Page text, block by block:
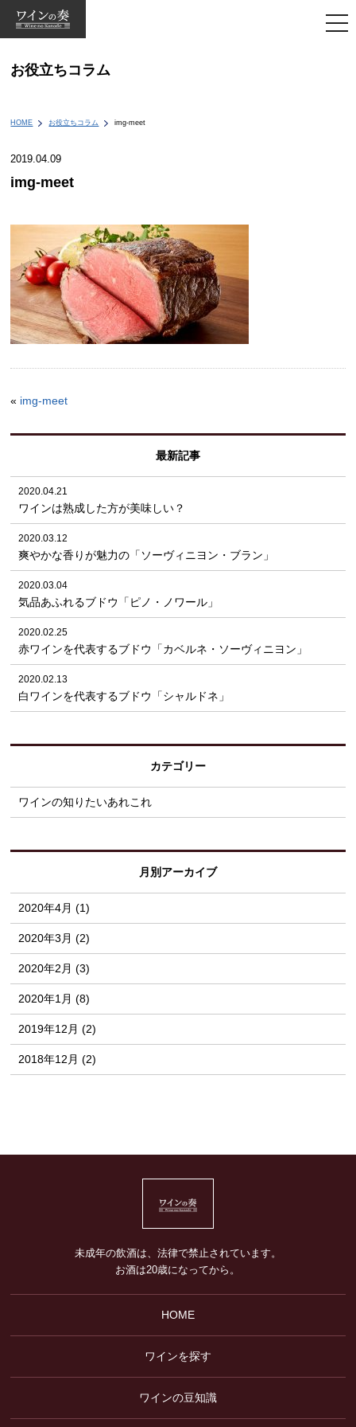
お役立ちコラム
HOME お役立ちコラム img-meet
2019.04.09
img-meet
« img-meet
最新記事
2020.04.21
ワインは熟成した方が美味しい？
2020.03.12
爽やかな香りが魅力の「ソーヴィニヨン・ブラン」
2020.03.04
気品あふれるブドウ「ピノ・ノワール」
2020.02.25
赤ワインを代表するブドウ「カベルネ・ソーヴィニヨン」
2020.02.13
白ワインを代表するブドウ「シャルドネ」
カテゴリー
ワインの知りたいあれこれ
月別アーカイブ
2020年4月 (1)
2020年3月 (2)
2020年2月 (3)
2020年1月 (8)
2019年12月 (2)
2018年12月 (2)
未成年の飲酒は、法律で禁止されています。
お酒は20歳になってから。
HOME
ワインを探す
ワインの豆知識